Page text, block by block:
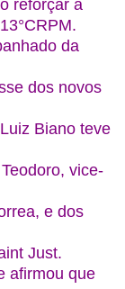
reforçar a
da
dos novos
Biano teve
vice-
e dos
Just.
afirmou que